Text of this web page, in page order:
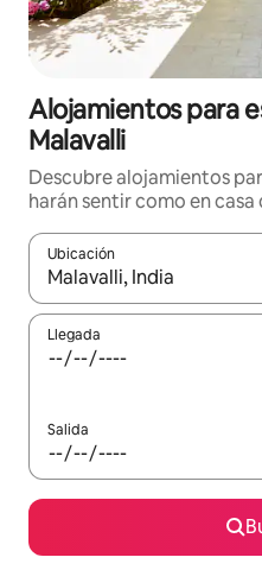
Alojamientos para
Malavalli
Descubre alojamientos
harán sentir como en casa
Ubicación
Cuando los resultados
Llegada
Salida